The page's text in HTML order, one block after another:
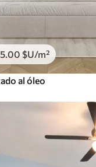
.00 $U/m²
al óleo